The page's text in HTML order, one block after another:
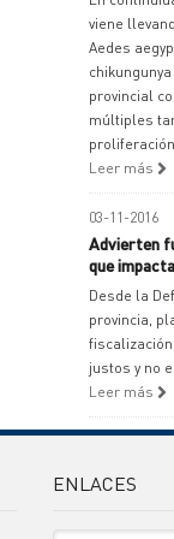
viene
Aedes
provincial
múltiples
Leer más
03-11-2016
Advierten
que
Desde la
provincia,
justos y no
Leer más
ENLACES